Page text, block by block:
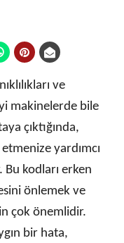
ve
makinelerde bile
çıktığında,
yardımcı
kodları erken
önlemek ve
çok önemlidir.
bir hata,